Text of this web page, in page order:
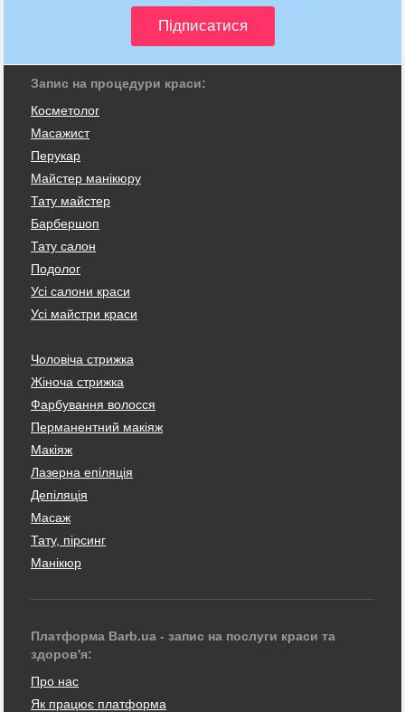
Запис на процедури краси:
Косметолог
Масажист
Перукар
Майстер манікюру
Тату майстер
Барбершоп
Тату салон
Подолог
Усі салони краси
Усі майстри краси
Чоловіча стрижка
Жіноча стрижка
Фарбування волосся
Перманентний макіяж
Макіяж
Лазерна епіляція
Депіляція
Масаж
Тату, пірсинг
Манікюр
Платформа Barb.ua - запис на послуги краси та
здоров'я:
Про нас
Як працює платформа